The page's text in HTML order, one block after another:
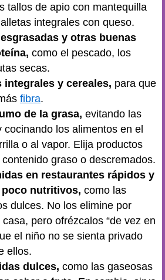
tallos de apio con mantequilla
integrales con queso.
y otras buenas
como el pescado, los
secas.
integrales y cereales, para que
fibra.
de la grasa, evitando las
cocinando los alimentos en el
o al vapor. Elija productos
contenido graso o descremados.
en restaurantes rápidos y
nutritivos, como las
dulces. No los elimine por
pero ofrézcalos “de vez en
el niño no se sienta privado
ellos.
dulces, como las gaseosas